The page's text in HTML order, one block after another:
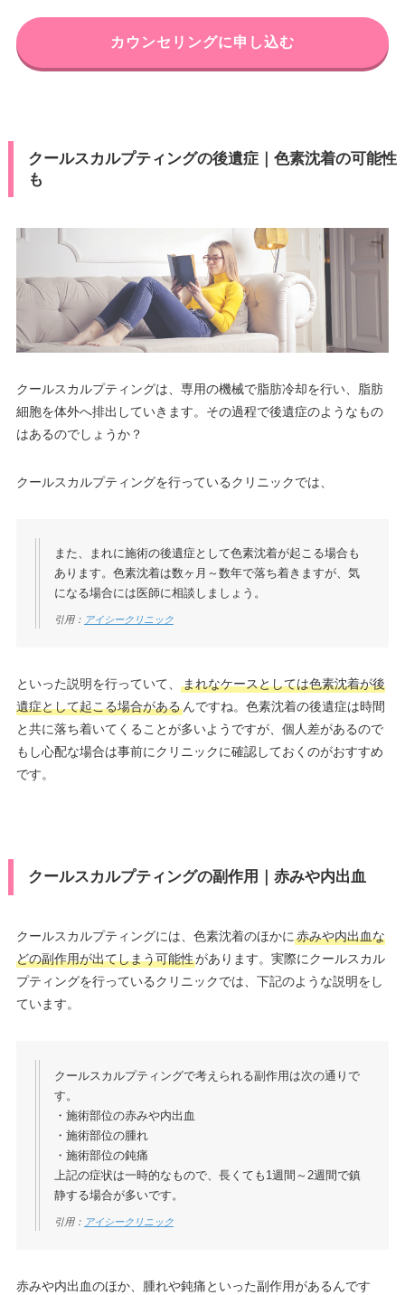
カウンセリングに申し込む
クールスカルプティングの後遺症｜色素沈着の可能性
も
クールスカルプティングは、専用の機械で脂肪冷却を行い、脂肪
細胞を体外へ排出していきます。その過程で後遺症のようなもの
はあるのでしょうか？
クールスカルプティングを行っているクリニックでは、
また、まれに施術の後遺症として色素沈着が起こる場合も
あります。色素沈着は数ヶ月～数年で落ち着きますが、気
になる場合には医師に相談しましょう。
引用： アイシークリニック
といった説明を行っていて、
まれなケースとしては色素沈着が後
遺症として起こる場合があるんですね。色素沈着の後遺症は時間
と共に落ち着いてくることが多いようですが、個人差があるので
もし心配な場合は事前にクリニックに確認しておくのがおすすめ
です。
クールスカルプティングの副作用｜赤みや内出血
クールスカルプティングには、色素沈着のほかに赤みや内出血な
どの副作用が出てしまう可能性があります。実際にクールスカル
プティングを行っているクリニックでは、下記のような説明をし
ています。
クールスカルプティングで考えられる副作用は次の通りで
す。
・施術部位の赤みや内出血
・施術部位の腫れ
・施術部位の鈍痛
上記の症状は一時的なもので、長くても1週間～2週間で鎮
静する場合が多いです。
引用： アイシークリニック
赤みや内出血のほか、腫れや鈍痛といった副作用があるんです